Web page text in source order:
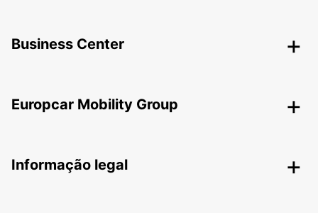
Business Center
Europcar Mobility Group
Informação legal